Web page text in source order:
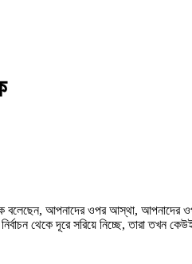
বলেছেন, আপনাদের ওপর আস্থা, আপনাদের
থেকে দূরে সরিয়ে নিচ্ছে, তারা তখন